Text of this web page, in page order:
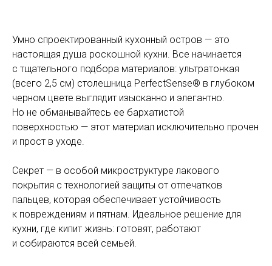
Умно спроектированный кухонный остров — это
настоящая душа роскошной кухни. Все начинается
с тщательного подбора материалов: ультратонкая
(всего 2,5 см) столешница PerfectSense® в глубоком
черном цвете выглядит изысканно и элегантно.
Но не обманывайтесь ее бархатистой
поверхностью — этот материал исключительно прочен
и прост в уходе.
Секрет — в особой микроструктуре лакового
покрытия с технологией защиты от отпечатков
пальцев, которая обеспечивает устойчивость
к повреждениям и пятнам. Идеальное решение для
кухни, где кипит жизнь: готовят, работают
и собираются всей семьей.